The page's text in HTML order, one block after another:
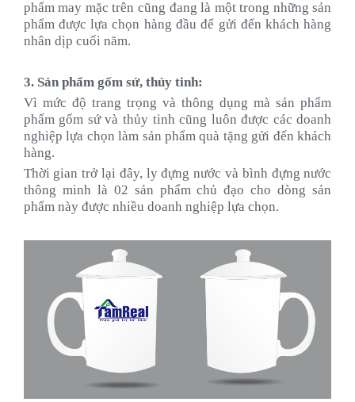
phẩm may mặc trên cũng đang là một trong những sản
phẩm được lựa chọn hàng đầu để gửi đến khách hàng
nhân dịp cuối năm.
3. Sản phẩm gốm sứ, thủy tinh:
Vì mức độ trang trọng và thông dụng mà sản phẩm
phẩm gốm sứ và thủy tinh cũng luôn được các doanh
nghiệp lựa chọn làm sản phẩm quà tặng gửi đến khách
hàng.
Thời gian trở lại đây, ly đựng nước và bình đựng nước
thông minh là 02 sản phẩm chủ đạo cho dòng sản
phẩm này được nhiều doanh nghiệp lựa chọn.